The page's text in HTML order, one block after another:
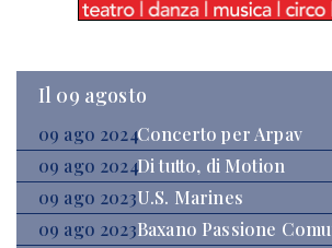
Il 09 agosto
09 ago 2024Concerto per Arpav
09 ago 2024Di tutto, di Motion
09 ago 2023U.S. Marines
09 ago 2023Baxano Passione